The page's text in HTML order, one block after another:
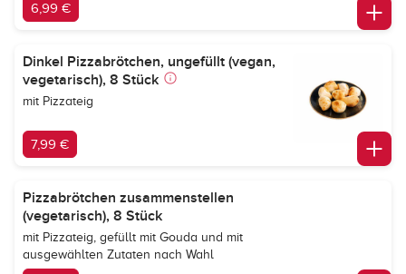
6,99 €
Dinkel Pizzabrötchen, ungefüllt (vegan,
vegetarisch), 8 Stück
mit Pizzateig
7,99 €
Pizzabrötchen zusammenstellen
(vegetarisch), 8 Stück
mit Pizzateig, gefüllt mit Gouda und mit
ausgewählten Zutaten nach Wahl